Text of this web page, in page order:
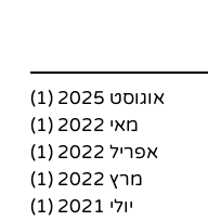
אוגוסט 2025 (1)
מאי 2022
(1)
אפריל 2022
(1)
מרץ 2022
(1)
יולי 2021
(1)